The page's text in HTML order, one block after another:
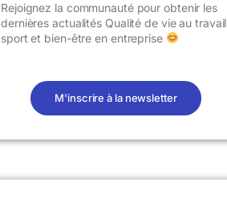
Rejoignez la communauté pour obtenir les
dernières actualités Qualité de vie au travail,
sport et bien-être en entreprise
M'inscrire à la newsletter